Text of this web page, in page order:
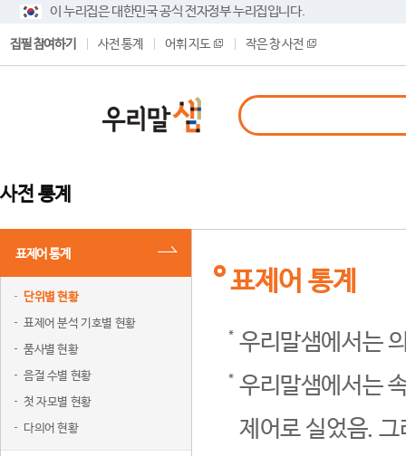
이 누리집은 대한민국 공식 전자정부 누리집입니다.
집필 참여하기 사전 통계 어휘 지도 작은 창 사전
사전 통계
표제어 통계
단위별 현황
표제어 분석 기호별 현황
품사별 현황
음절 수별 현황
첫 자모별 현황
다의어 현황
표제어 통계
우리말샘에서는
우리말샘에서는
제어로 실었음.